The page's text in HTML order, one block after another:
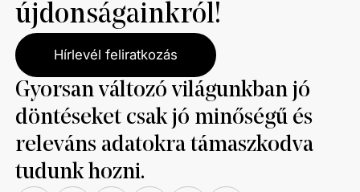
újdonságainkról!
Hírlevél feliratkozás
Gyorsan változó világunkban jó
döntéseket csak jó minőségű és
releváns adatokra támaszkodva
tudunk hozni.